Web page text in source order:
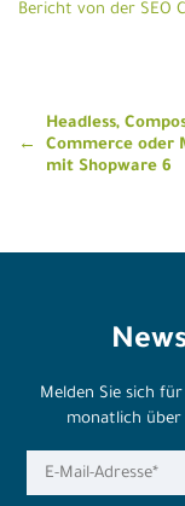
Bericht von der SEO
Headless,
Commerce oder
mit Shopware 6
Melden Sie sich
monatlich